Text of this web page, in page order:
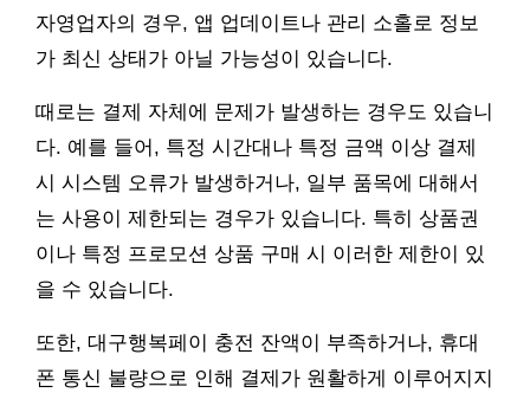
자영업자의 경우, 앱 업데이트나 관리 소홀로 정보
가 최신 상태가 아닐 가능성이 있습니다.
때로는 결제 자체에 문제가 발생하는 경우도 있습니
다. 예를 들어, 특정 시간대나 특정 금액 이상 결제
시 시스템 오류가 발생하거나, 일부 품목에 대해서
는 사용이 제한되는 경우가 있습니다. 특히 상품권
이나 특정 프로모션 상품 구매 시 이러한 제한이 있
을 수 있습니다.
또한, 대구행복페이 충전 잔액이 부족하거나, 휴대
폰 통신 불량으로 인해 결제가 원활하게 이루어지지